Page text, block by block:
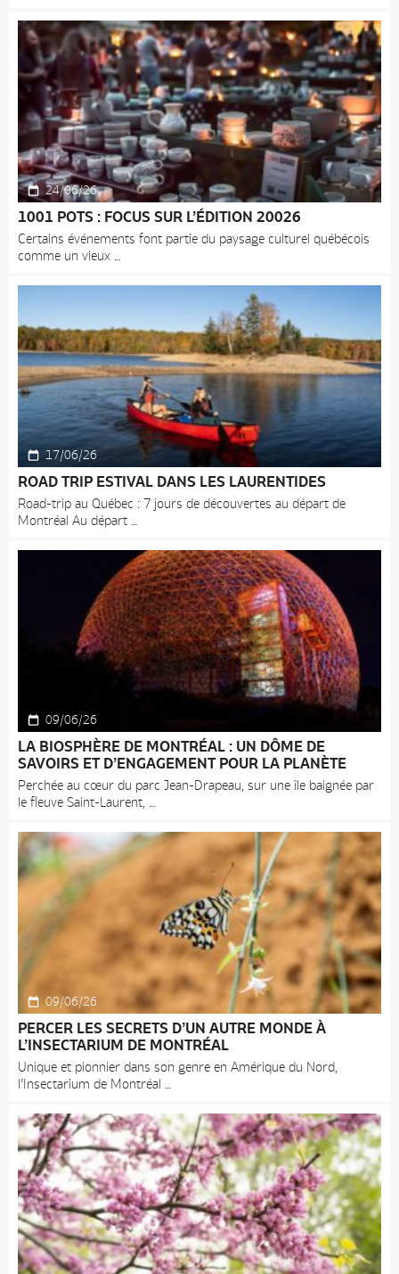
24/06/26
1001 POTS : FOCUS SUR L’ÉDITION 20026
Certains événements font partie du paysage culturel québécois
comme un vieux
17/06/26
ROAD TRIP ESTIVAL DANS LES LAURENTIDES
Road-trip au Québec : 7 jours de découvertes au départ de
Montréal Au départ
09/06/26
LA BIOSPHÈRE DE MONTRÉAL : UN DÔME DE
SAVOIRS ET D’ENGAGEMENT POUR LA PLANÈTE
Perchée au cœur du parc Jean-Drapeau, sur une île baignée par
le fleuve Saint-Laurent,
09/06/26
PERCER LES SECRETS D’UN AUTRE MONDE À
L’INSECTARIUM DE MONTRÉAL
Unique et pionnier dans son genre en Amérique du Nord,
l’Insectarium de Montréal